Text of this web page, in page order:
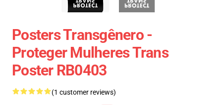
Posters Transgênero -
Proteger Mulheres Trans
Poster RB0403
(1 customer reviews)